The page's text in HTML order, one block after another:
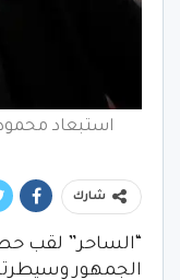
استبعاد محمود
شارك
“الساحر” لقب
الجمهور